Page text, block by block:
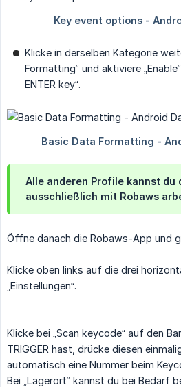
Klicke in derselben Kategorie
Formatting“ und aktiviere
ENTER key“.
Alle anderen Profile kannst du
ausschließlich mit Robaws
Öffne danach die Robaws-App und
Klicke oben links auf die drei
„Einstellungen“.
Klicke bei „Scan keycode“ auf den
TRIGGER hast, drücke diesen
automatisch eine Nummer beim
Bei „Lagerort“ kannst du bei Bedarf